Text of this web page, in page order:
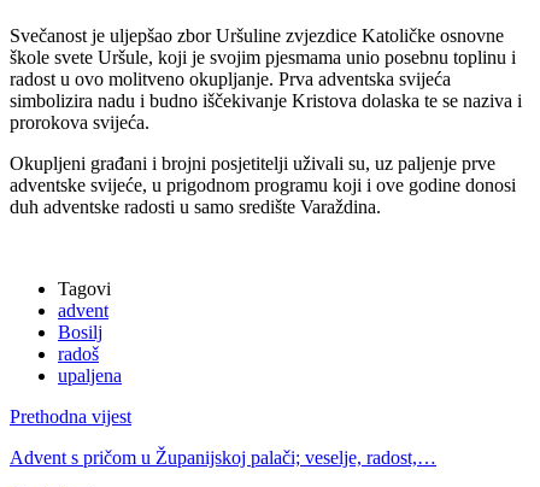
Svečanost je uljepšao zbor Uršuline zvjezdice Katoličke osnovne
škole svete Uršule, koji je svojim pjesmama unio posebnu toplinu i
radost u ovo molitveno okupljanje. Prva adventska svijeća
simbolizira nadu i budno iščekivanje Kristova dolaska te se naziva i
prorokova svijeća.
Okupljeni građani i brojni posjetitelji uživali su, uz paljenje prve
adventske svijeće, u prigodnom programu koji i ove godine donosi
duh adventske radosti u samo središte Varaždina.
Tagovi
advent
Bosilj
radoš
upaljena
Prethodna vijest
Advent s pričom u Županijskoj palači; veselje, radost,…